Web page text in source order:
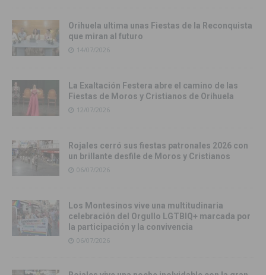
Orihuela ultima unas Fiestas de la Reconquista
que miran al futuro
14/07/2026
La Exaltación Festera abre el camino de las
Fiestas de Moros y Cristianos de Orihuela
12/07/2026
Rojales cerró sus fiestas patronales 2026 con
un brillante desfile de Moros y Cristianos
06/07/2026
Los Montesinos vive una multitudinaria
celebración del Orgullo LGTBIQ+ marcada por
la participación y la convivencia
06/07/2026